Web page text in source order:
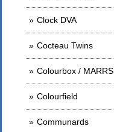
Clock DVA
Cocteau Twins
Colourbox / MARRS
Colourfield
Communards